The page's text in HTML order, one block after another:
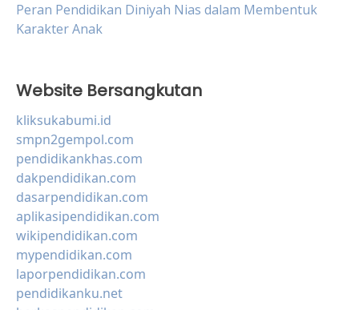
Peran Pendidikan Diniyah Nias dalam Membentuk
Karakter Anak
Website Bersangkutan
kliksukabumi.id
smpn2gempol.com
pendidikankhas.com
dakpendidikan.com
dasarpendidikan.com
aplikasipendidikan.com
wikipendidikan.com
mypendidikan.com
laporpendidikan.com
pendidikanku.net